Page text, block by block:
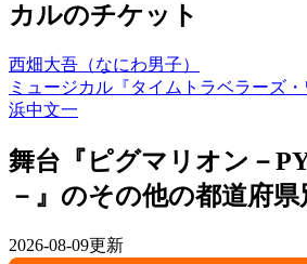
カルのチケット
西畑大吾（なにわ男子）
ミュージカル『タイムトラベラーズ・
浜中文一
舞台『ピグマリオン－
－』のその他の都道府
2026-08-09更新